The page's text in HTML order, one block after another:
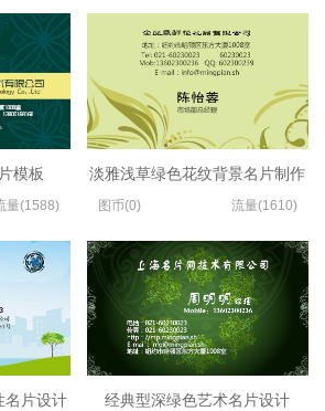
模板
量(1588)
名片设计
淡雅浅草绿色花纹背景名片制作
图币(0) 流量(1610)
经典型深绿色艺术名片设计